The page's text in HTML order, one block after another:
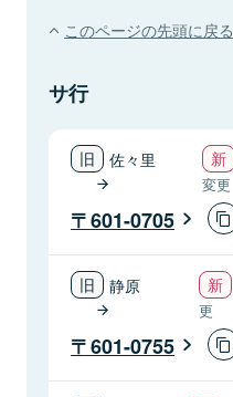
このページの先頭に戻る
サ行
佐々里
変更
601-0705
静原
更
601-0755